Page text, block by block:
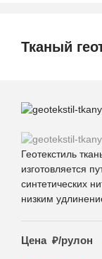
Тканый
Геотекстиль
изготовляется
синтетических
низким
Цена ₽/рулон